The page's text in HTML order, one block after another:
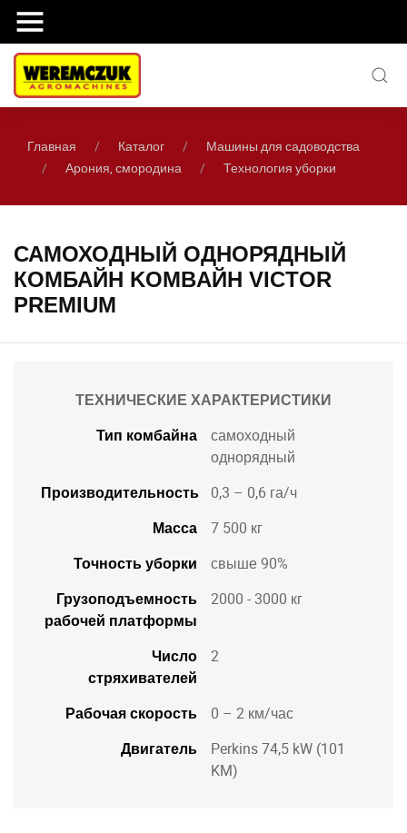
Главная Каталог
Машины для садоводства
Арония, смородина
Технология уборки
САМОХОДНЫЙ ОДНОРЯДНЫЙ
КОМБАЙН KOMBAЙН VICTOR
PREMIUM
ТЕХНИЧЕСКИЕ ХАРАКТЕРИСТИКИ
Тип комбайна
самоходный
однорядный
Производительность
0,3 – 0,6 га/ч
Масса
7 500 кг
Точность уборки
свыше 90%
Грузоподъемность
рабочей платформы
2000 - 3000 кг
Число
стряхивателей
2
Рабочая скорость
0 – 2 км/час
Двигатель
Perkins 74,5 kW (101
KM)